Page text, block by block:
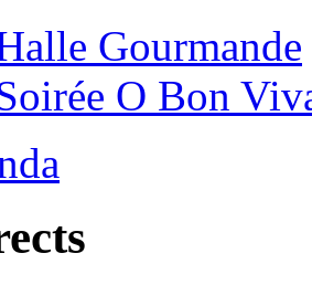
Gourmande
O Bon